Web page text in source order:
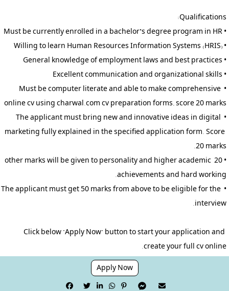
• Must be computer literate and able to make comprehensive
• The applicant must bring new and innovative ideas in digital
marketing fully explained in the specified application form. Score
• 20 other marks will be given to personality and higher academic
• The applicant must get 50 marks from above to be eligible for the
Click below "Apply Now" button to start your application and
create your full cv online.
Apply Now
      